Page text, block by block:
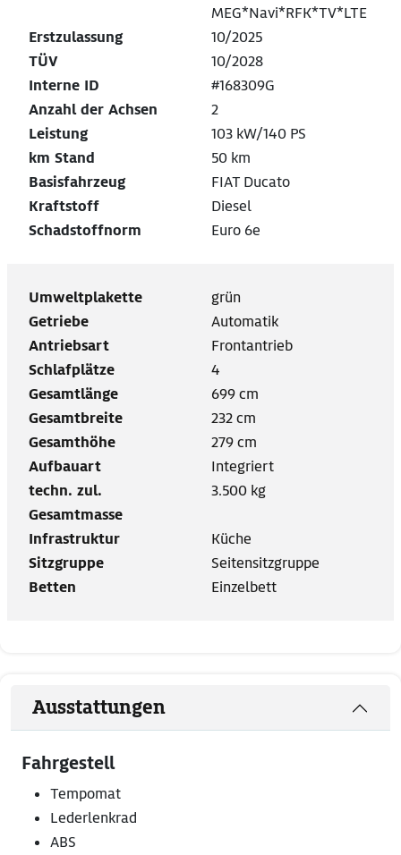
MEG*Navi*RFK*TV*LTE
Erstzulassung
10/2025
TÜV
10/2028
Interne ID
#168309G
Anzahl der Achsen
2
Leistung
103 kW/140 PS
km Stand
50 km
Basisfahrzeug
FIAT Ducato
Kraftstoff
Diesel
Schadstoffnorm
Euro 6e
Umweltplakette
grün
Getriebe
Automatik
Antriebsart
Frontantrieb
Schlafplätze
4
Gesamtlänge
699 cm
Gesamtbreite
232 cm
Gesamthöhe
279 cm
Aufbauart
Integriert
techn. zul.
Gesamtmasse
3.500 kg
Infrastruktur
Küche
Sitzgruppe
Seitensitzgruppe
Betten
Einzelbett
Ausstattungen
Fahrgestell
Tempomat
Lederlenkrad
ABS